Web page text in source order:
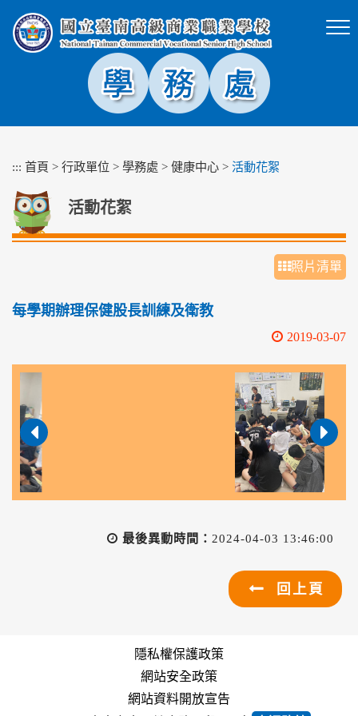
塊
::: 首頁 > 行政單位 > 學務處 > 健康中心 > 活動花絮
活動花絮
照片清單
每學期辦理保健股長訓練及衛教
2019-03-07
最後異動時間： 2024-04-03 13:46:00
回上頁
隱私權保護政策
網站安全政策
網站資料開放宣告